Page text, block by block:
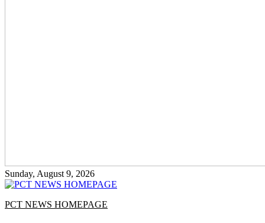
Sunday, August 9, 2026
PCT NEWS HOMEPAGE